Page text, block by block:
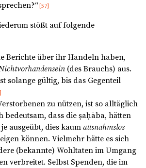
[57]
stößt auf folgende
Berichte über ihr Handeln haben,
(des Brauchs) aus.
solange gültig, bis das Gegenteil
zu nützen, ist so alltäglich
bedeutsam, dass die ṣaḥāba, hätten
ausgeübt, dies kaum ausnahmslos
können. Vielmehr hätte es sich
(bekannte) Wohltaten im Umgang
verbreitet. Selbst Spenden, die im